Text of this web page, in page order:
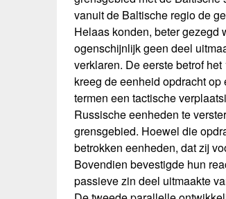
vanuit de Baltische regio de
Helaas konden, beter
ogenschijnlijk geen deel
verklaren. De eerste betrof het
kreeg de eenheid opdracht
termen een tactische
Russische eenheden te
grensgebied. Hoewel die
betrokken eenheden, dat zij
Bovendien bevestigde hun
passieve zin deel uitmaakte